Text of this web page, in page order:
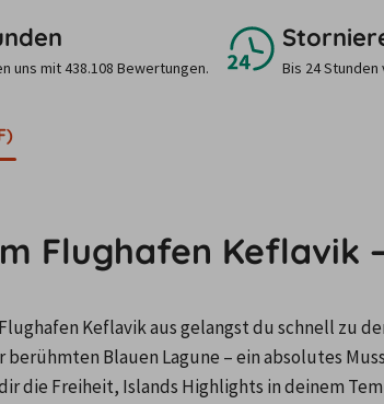
uns mit 438.108 Bewertungen. Bis 24
Flughafen Keflavik
Keflavik aus gelangst du schnell zu
berühmten Blauen Lagune – ein absolutes
die Freiheit, Islands Highlights in deinem